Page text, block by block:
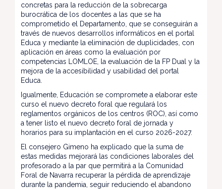
concretas para la reducción de la sobrecarga
burocrática de los docentes a las que se ha
comprometido el Departamento, que se conseguirán a
través de nuevos desarrollos informáticos en el portal
Educa y mediante la eliminación de duplicidades, con
aplicación en áreas como la evaluación por
competencias LOMLOE, la evaluación de la FP Dual y la
mejora de la accesibilidad y usabilidad del portal
Educa.
Igualmente, Educación se compromete a elaborar este
curso el nuevo decreto foral que regulará los
reglamentos orgánicos de los centros (ROC), así como
a tener listo el nuevo decreto foral de jornada y
horarios para su implantación en el curso 2026-2027.
El consejero Gimeno ha explicado que la suma de
estas medidas mejorará las condiciones laborales del
profesorado a la par que permitirá a la Comunidad
Foral de Navarra recuperar la pérdida de aprendizaje
durante la pandemia, seguir reduciendo el abandono